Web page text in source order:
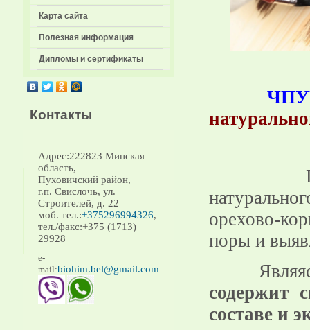
Карта сайта
Полезная информация
Дипломы и сертификаты
Контакты
Адрес:222823 Минская
область,
Пуховичский район,
г.п. Свислочь, ул.
Строителей, д. 22
моб. тел.:+375296994326,
тел./факс:+375 (1713)
29928
e-
mail:biohim.bel@gmail.com
ЧПУП
орехово-
поры и
Являясь
содержит
составе и